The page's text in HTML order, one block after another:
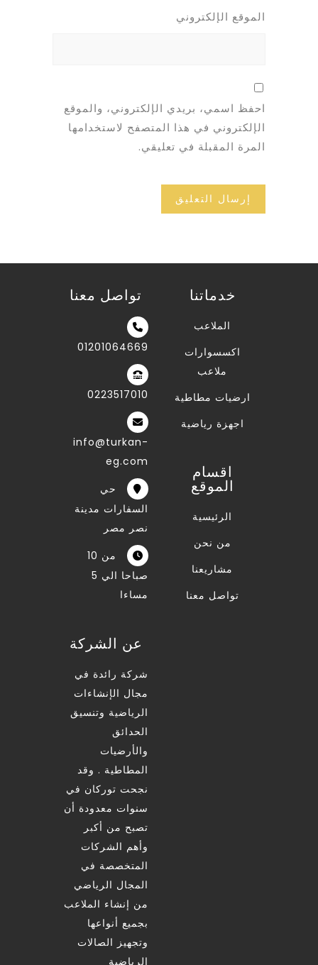
الموقع الإلكتروني
احفظ اسمي، بريدي الإلكتروني، والموقع
الإلكتروني في هذا المتصفح لاستخدامها
المرة المقبلة في تعليقي.
تواصل معنا
01201064669
0223517010
info@turkan-
eg.com
حي
السفارات مدينة
نصر مصر
من 10
صباحا الي 5
مساءا
خدماتنا
الملاعب
اكسسوارات
ملاعب
ارضيات مطاطية
اجهزة رياضية
اقسام
الموقع
الرئيسية
من نحن
مشاريعنا
تواصل معنا
عن الشركة
شركة رائدة في
مجال الإنشاءات
الرياضية وتنسيق
الحدائق
والأرضيات
المطاطية . وقد
نجحت توركان في
سنوات معدودة أن
تصبح من أكبر
وأهم الشركات
المتخصصة في
المجال الرياضي
من إنشاء الملاعب
بجميع أنواعها
وتجهيز الصالات
الرياضية